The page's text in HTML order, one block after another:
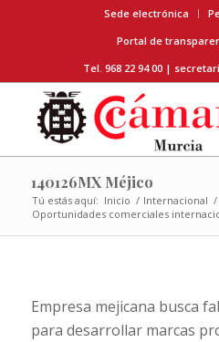
Sede electrónica
Portal de
Tel. 968 22 94 00 |
140126MX Méjico
Tú estás aquí: Inicio / Internacional /
Oportunidades comerciales
Empresa mejicana busca
para desarrollar marcas